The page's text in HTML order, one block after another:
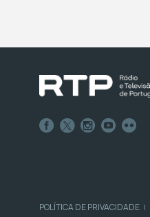
POLÍTICA DE PRIVACIDADE |